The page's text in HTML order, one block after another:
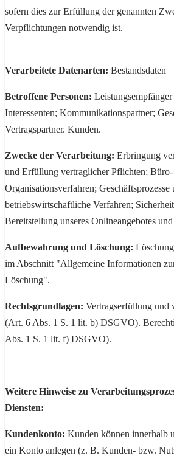
sofern dies zur Erfüllung der genannten
Verpflichtungen notwendig ist.
Verarbeitete Datenarten: Bestandsdaten
Betroffene Personen:
Interessenten; Kommunikationspartner;
Vertragspartner. Kunden.
Zwecke der Verarbeitung: Erbringung
und Erfüllung vertraglicher Pflichten; Büro-
Organisationsverfahren; Geschäftsprozesse
betriebswirtschaftliche Verfahren;
Bereitstellung unseres Onlineangebotes
Aufbewahrung und Löschung:
im Abschnitt "Allgemeine Informationen
Löschung".
Rechtsgrundlagen: Vertragserfüllung und
(Art. 6 Abs. 1 S. 1 lit. b) DSGVO).
Abs. 1 S. 1 lit. f) DSGVO).
Weitere Hinweise zu
Diensten:
Kundenkonto: Kunden können innerhalb
ein Konto anlegen (z. B. Kunden- bzw.